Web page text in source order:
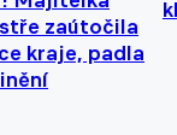
zaútočila
kraje, padla